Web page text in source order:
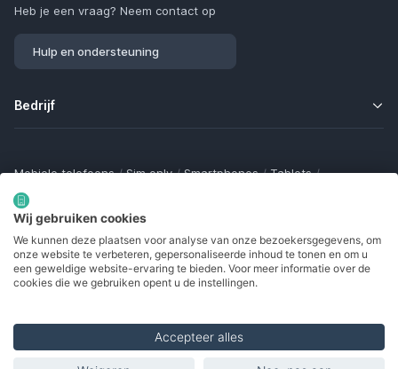
Heb je een vraag? Neem contact op
Hulp en ondersteuning
Bedrijf
Mobiele telefoons / Sim only / Smartphones / Tablets /
Smartwatches
Bluetooth trackers / Opladers
Samsung Galaxy
Gamingtelefoons / Foldables / Robuuste telefoons /
Seniorentelefoons / Waterdichte telefoons / Refurbished
Wij gebruiken cookies
We kunnen deze plaatsen voor analyse van onze bezoekersgegevens, om
onze website te verbeteren, gepersonaliseerde inhoud te tonen en om u
een geweldige website-ervaring te bieden. Voor meer informatie over de
cookies die we gebruiken opent u de instellingen.
Accepteer alles